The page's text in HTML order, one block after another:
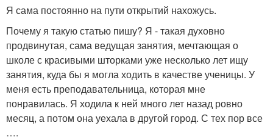
Я сама постоянно на пути открытий нахожусь.
Почему я такую статью пишу? Я - такая духовно
продвинутая, сама ведущая занятия, мечтающая о
школе с красивыми шторками уже несколько лет ищу
занятия, куда бы я могла ходить в качестве ученицы. У
меня есть преподавательница, которая мне
понравилась. Я ходила к ней много лет назад ровно
месяц, а потом она уехала в другой город. С тех пор все
….